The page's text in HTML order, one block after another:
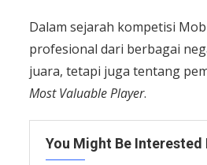
Dalam sejarah kompetisi
profesional dari berbagai
juara, tetapi juga tentang
Most Valuable Player.
You Might Be Interested